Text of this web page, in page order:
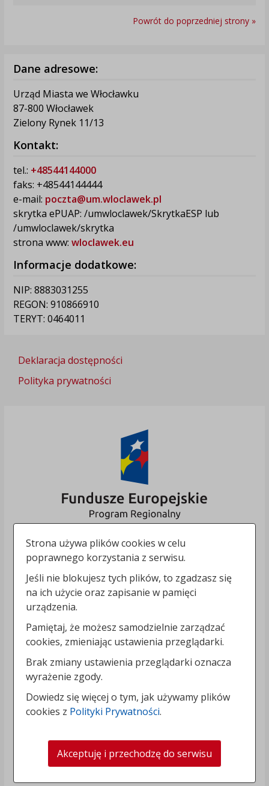
Powrót do poprzedniej strony »
Dane adresowe:
Urząd Miasta we Włocławku
87-800 Włocławek
Zielony Rynek 11/13
Kontakt:
tel.: +48544144000
faks: +48544144444
e-mail: poczta@um.wloclawek.pl
skrytka ePUAP: /umwloclawek/SkrytkaESP lub
/umwloclawek/skrytka
strona www: wloclawek.eu
Informacje dodatkowe:
NIP: 8883031255
REGON: 910866910
TERYT: 0464011
Deklaracja dostępności
Polityka prywatności
Strona używa plików cookies w celu
poprawnego korzystania z serwisu.
Jeśli nie blokujesz tych plików, to zgadzasz się
na ich użycie oraz zapisanie w pamięci
urządzenia.
Pamiętaj, że możesz samodzielnie zarządzać
cookies, zmieniając ustawienia przeglądarki.
Brak zmiany ustawienia przeglądarki oznacza
wyrażenie zgody.
Dowiedz się więcej o tym, jak używamy plików
cookies z Polityki Prywatności.
Akceptuję i przechodzę do serwisu